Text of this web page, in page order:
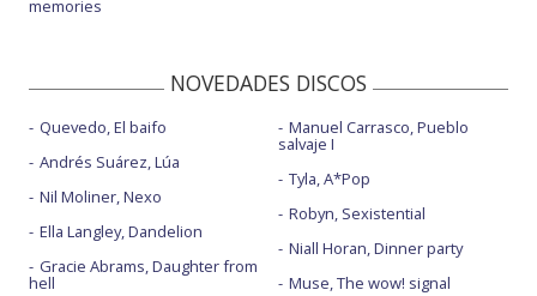
memories
NOVEDADES DISCOS
Quevedo, El baifo
Andrés Suárez, Lúa
Nil Moliner, Nexo
Ella Langley, Dandelion
Gracie Abrams, Daughter from
hell
Manuel Carrasco, Pueblo
salvaje I
Tyla, A*Pop
Robyn, Sexistential
Niall Horan, Dinner party
Muse, The wow! signal